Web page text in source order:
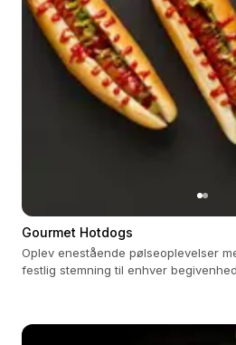
Gourmet Hotdogs
Oplev enestående pølseoplevelser
festlig stemning til enhver